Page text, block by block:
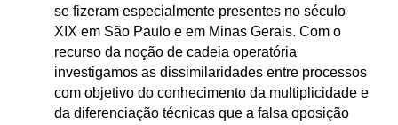
se fizeram especialmente presentes no século
XIX em São Paulo e em Minas Gerais. Com o
recurso da noção de cadeia operatória
investigamos as dissimilaridades entre processos
com objetivo do conhecimento da multiplicidade e
da diferenciação técnicas que a falsa oposição